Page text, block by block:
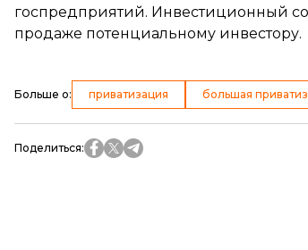
госпредприятий. Инвестиционный
продаже потенциальному инвестору.
Больше о: приватизация большая
Поделиться: